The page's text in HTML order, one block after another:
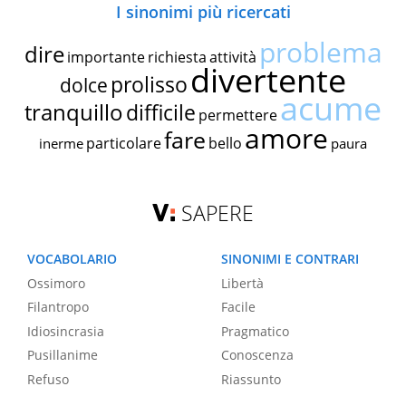
I sinonimi più ricercati
dire importante richiestaattività problema
dolce prolissodivertente
tranquillodifficile permettereacume
inerme particolarefare bello amore paura
SAPERE
VOCABOLARIO
Ossimoro
Filantropo
Idiosincrasia
Pusillanime
Refuso
SINONIMI E CONTRARI
Libertà
Facile
Pragmatico
Conoscenza
Riassunto